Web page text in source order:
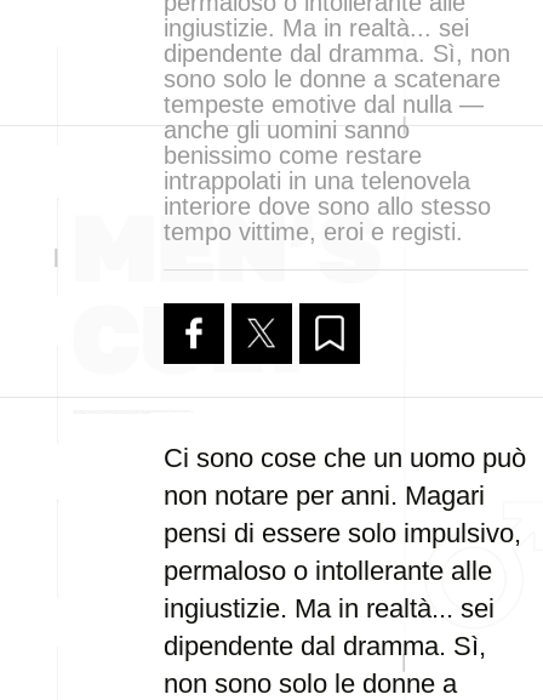
ingiustizie. Ma in realtà... sei
dipendente dal dramma. Sì, non
sono solo le donne a scatenare
tempeste emotive dal nulla —
anche gli uomini sanno
benissimo come restare
intrappolati in una telenovela
interiore dove sono allo stesso
tempo vittime, eroi e registi.
Ci sono cose che un uomo può
non notare per anni. Magari
pensi di essere solo impulsivo,
permaloso o intollerante alle
ingiustizie. Ma in realtà... sei
dipendente dal dramma. Sì,
non sono solo le donne a